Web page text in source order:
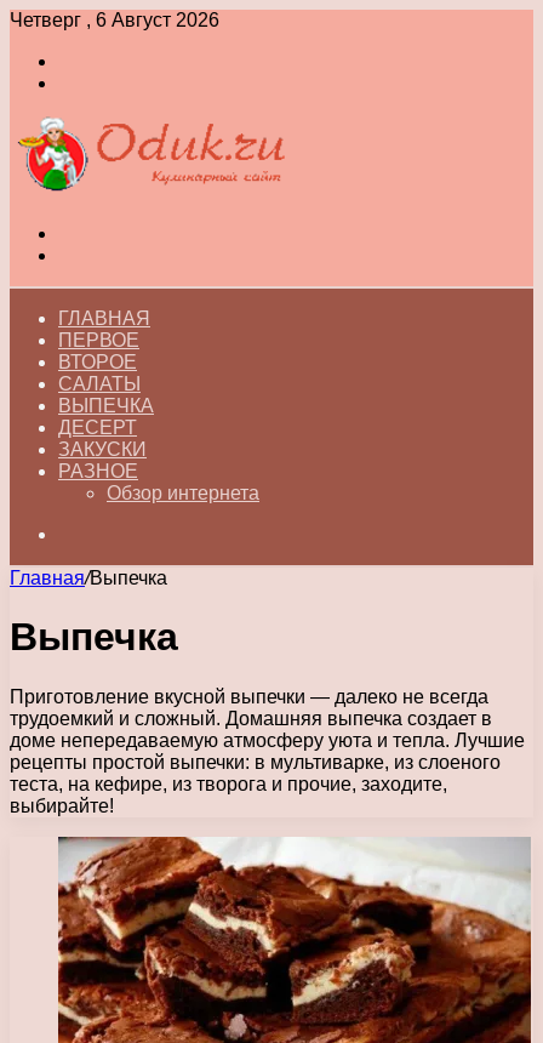
Четверг , 6 Август 2026
ГЛАВНАЯ
ПЕРВОЕ
ВТОРОЕ
САЛАТЫ
ВЫПЕЧКА
ДЕСЕРТ
ЗАКУСКИ
РАЗНОЕ
Обзор интернета
Главная/Выпечка
Выпечка
Приготовление вкусной выпечки — далеко не всегда
трудоемкий и сложный. Домашняя выпечка создает в
доме непередаваемую атмосферу уюта и тепла. Лучшие
рецепты простой выпечки: в мультиварке, из слоеного
теста, на кефире, из творога и прочие, заходите,
выбирайте!